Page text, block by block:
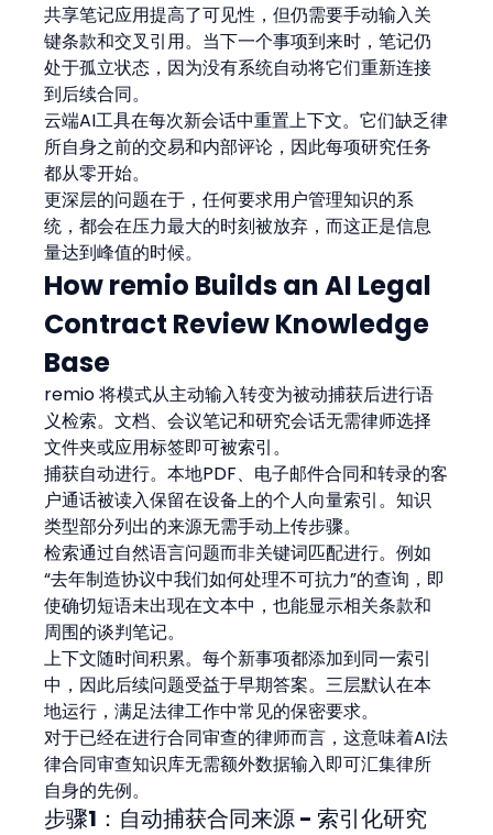
共享笔记应用提高了可见性，但仍需要手动输入关
键条款和交叉引用。当下一个事项到来时，笔记仍
处于孤立状态，因为没有系统自动将它们重新连接
到后续合同。
云端AI工具在每次新会话中重置上下文。它们缺乏律
所自身之前的交易和内部评论，因此每项研究任务
都从零开始。
更深层的问题在于，任何要求用户管理知识的系
统，都会在压力最大的时刻被放弃，而这正是信息
量达到峰值的时候。
How remio Builds an AI Legal
Contract Review Knowledge
Base
remio 将模式从主动输入转变为被动捕获后进行语
义检索。文档、会议笔记和研究会话无需律师选择
文件夹或应用标签即可被索引。
捕获自动进行。本地PDF、电子邮件合同和转录的客
户通话被读入保留在设备上的个人向量索引。知识
类型部分列出的来源无需手动上传步骤。
检索通过自然语言问题而非关键词匹配进行。例如
“去年制造协议中我们如何处理不可抗力”的查询，即
使确切短语未出现在文本中，也能显示相关条款和
周围的谈判笔记。
上下文随时间积累。每个新事项都添加到同一索引
中，因此后续问题受益于早期答案。三层默认在本
地运行，满足法律工作中常见的保密要求。
对于已经在进行合同审查的律师而言，这意味着AI法
律合同审查知识库无需额外数据输入即可汇集律所
自身的先例。
步骤1：自动捕获合同来源 - 索引化研究